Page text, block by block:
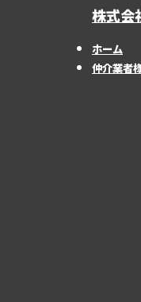
株式会
ホーム
仲介業者